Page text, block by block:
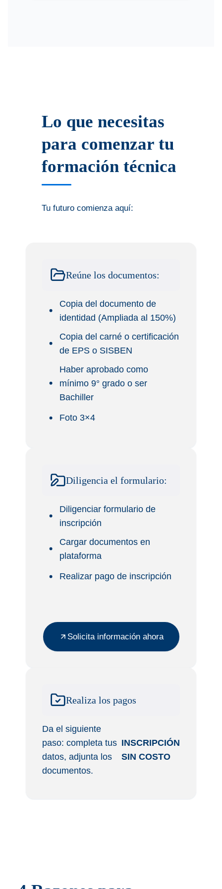
Lo que necesitas
para comenzar tu
formación técnica
Tu futuro comienza aquí:
Reúne los documentos:
Copia del documento de
identidad (Ampliada al 150%)
Copia del carné o certificación
de EPS o SISBEN
Haber aprobado como
mínimo 9° grado o ser
Bachiller
Foto 3×4
Diligencia el formulario:
Diligenciar formulario de
inscripción
Cargar documentos en
plataforma
Realizar pago de inscripción
Solicita información ahora
Realiza los pagos
Da el siguiente
paso: completa tus
datos, adjunta los
documentos.
INSCRIPCIÓN
SIN COSTO